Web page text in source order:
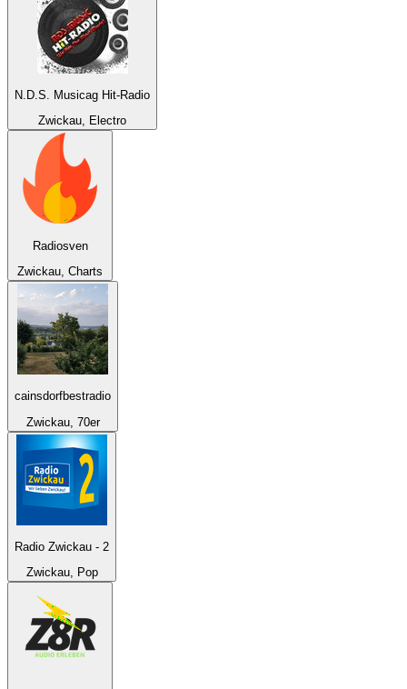
N.D.S. Musicag Hit-Radio
Zwickau, Electro
Radiosven
Zwickau, Charts
cainsdorfbestradio
Zwickau, 70er
Radio Zwickau - 2
Zwickau, Pop